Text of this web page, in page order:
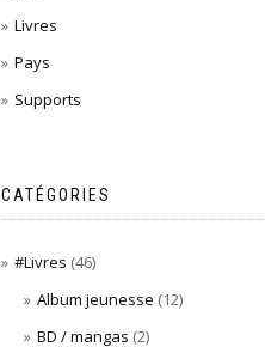
Livres
Pays
Supports
CATÉGORIES
#Livres (46)
Album jeunesse (12)
BD / mangas (2)